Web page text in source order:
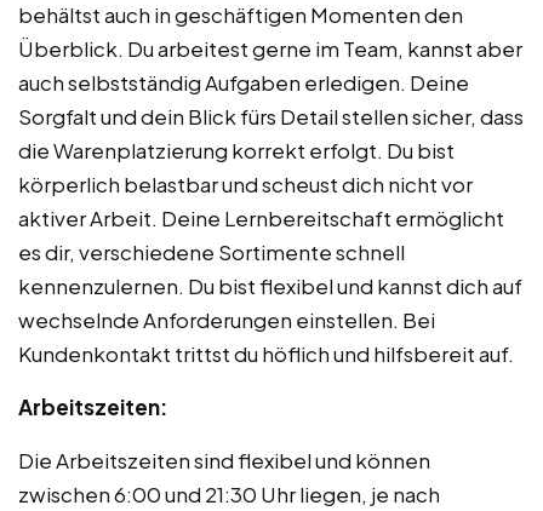
behältst auch in geschäftigen Momenten den
Überblick. Du arbeitest gerne im Team, kannst aber
auch selbstständig Aufgaben erledigen. Deine
Sorgfalt und dein Blick fürs Detail stellen sicher, dass
die Warenplatzierung korrekt erfolgt. Du bist
körperlich belastbar und scheust dich nicht vor
aktiver Arbeit. Deine Lernbereitschaft ermöglicht
es dir, verschiedene Sortimente schnell
kennenzulernen. Du bist flexibel und kannst dich auf
wechselnde Anforderungen einstellen. Bei
Kundenkontakt trittst du höflich und hilfsbereit auf.
Arbeitszeiten:
Die Arbeitszeiten sind flexibel und können
zwischen 6:00 und 21:30 Uhr liegen, je nach